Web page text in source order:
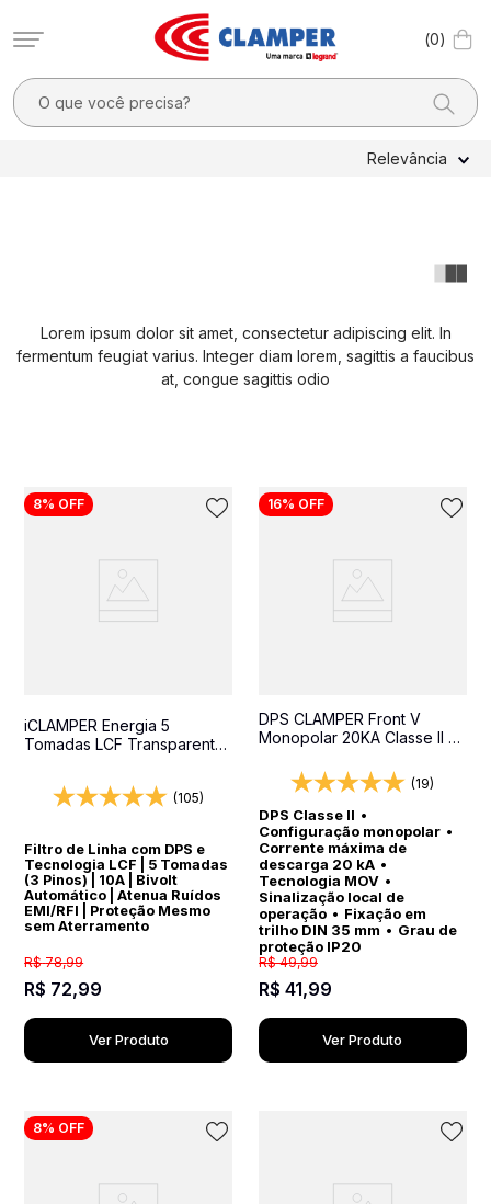
0
O que você precisa?
Relevância
Lorem ipsum dolor sit amet, consectetur adipiscing elit. In
fermentum feugiat varius. Integer diam lorem, sagittis a faucibus
at, congue sagittis odio
8% OFF
iCLAMPER Energia 5
Tomadas LCF Transparente
Elétrico DPS Bivolt
(105)
Filtro de Linha com DPS e
Tecnologia LCF | 5 Tomadas
(3 Pinos) | 10A | Bivolt
Automático | Atenua Ruídos
EMI/RFI | Proteção Mesmo
sem Aterramento
R$ 78,99
R$ 72,99
Ver Produto
16% OFF
DPS CLAMPER Front V
Monopolar 20KA Classe II -
quadros elétricos
(19)
DPS Classe II •
Configuração monopolar•
Corrente máxima de
descarga 20 kA•
Tecnologia MOV•
Sinalização local de
operação• Fixação em
trilho DIN 35 mm • Grau de
proteção IP20
R$ 49,99
R$ 41,99
Ver Produto
8% OFF
5º
residencial
9º
1040v